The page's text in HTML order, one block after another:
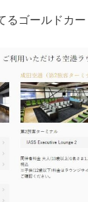
るゴールドカー